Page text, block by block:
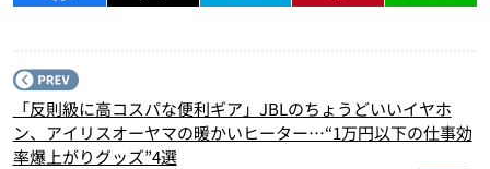
「反則級に高コスパな便利ギア」JBLのちょうどいいイヤホ
ン、アイリスオーヤマの暖かいヒーター…“1万円以下の仕事効
率爆上がりグッズ”4選